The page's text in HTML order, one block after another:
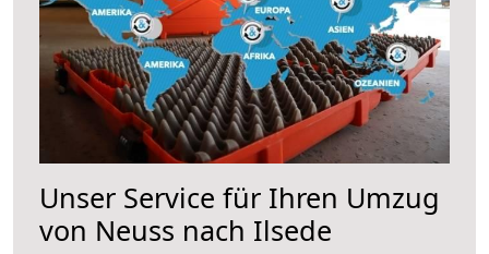
Unser Service für Ihren Umzug
von Neuss nach Ilsede